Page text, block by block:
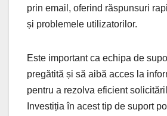
prin email, oferind răspunsuri
și problemele utilizatorilor.
Este important ca echipa de
pregătită și să aibă acces la
pentru a rezolva eficient
Investiția în acest tip de suport